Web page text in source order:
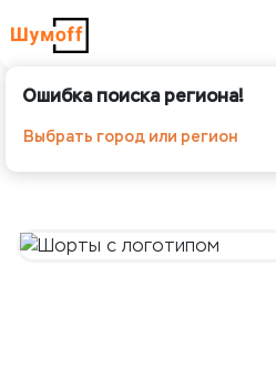
Ошибка поиска региона!
Выбрать город или регион